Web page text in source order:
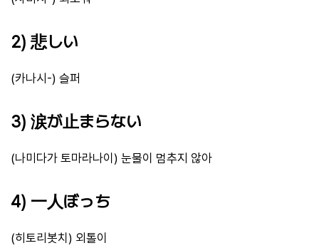
2) 悲しい
(카나시-) 슬퍼
3) 涙が止まらない
(나미다가 토마라나이) 눈물이 멈추지 않아
4) 一人ぼっち
(히토리봇치) 외톨이